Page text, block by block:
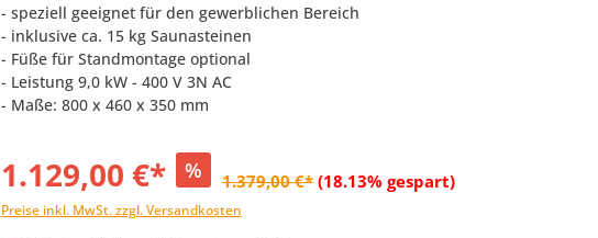
- speziell geeignet für den gewerblichen Bereich
- inklusive ca. 15 kg Saunasteinen
- Füße für Standmontage optional
- Leistung 9,0 kW - 400 V 3N AC
- Maße: 800 x 460 x 350 mm
1.129,00 €* % 1.379,00 €* (18.13% gespart)
Preise inkl. MwSt. zzgl. Versandkosten